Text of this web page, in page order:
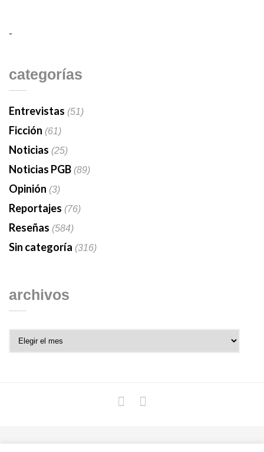
-
categorías
Entrevistas (51)
Ficción (61)
Noticias (25)
Noticias PGB(89)
Opinión (3)
Reportajes (76)
Reseñas (584)
Sin categoría (316)
archivos